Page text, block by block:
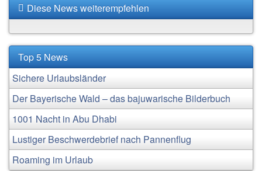
Diese News weiterempfehlen
Top 5 News
Sichere Urlaubsländer
Der Bayerische Wald – das bajuwarische Bilderbuch
1001 Nacht in Abu Dhabi
Lustiger Beschwerdebrief nach Pannenflug
Roaming im Urlaub